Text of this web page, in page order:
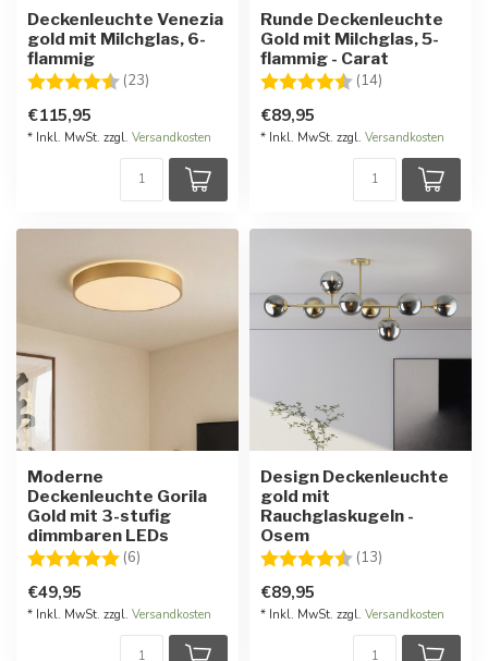
Deckenleuchte Venezia
gold mit Milchglas, 6-
flammig
Bewertung:
(23) 4.7 von 5 Sternen
€115,95
* Inkl. MwSt. zzgl. Versandkosten
Runde Deckenleuchte
Gold mit Milchglas, 5-
flammig - Carat
Bewertung:
(14)
€89,95
* Inkl. MwSt. zzgl. Versandkosten
Moderne
Deckenleuchte Gorila
Gold mit 3-stufig
dimmbaren LEDs
Bewertung:
(6) 5.0 von 5 Sternen
€49,95
* Inkl. MwSt. zzgl. Versandkosten
Design Deckenleuchte
gold mit
Rauchglaskugeln -
Osem
Bewertung:
(13)
€89,95
* Inkl. MwSt. zzgl. Versandkosten